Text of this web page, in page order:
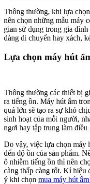
Thông thường, khi lựa
nên chọn những mẫu máy
gian sử dụng trong gia
dàng di chuyển hay xách,
Lựa chọn máy hút
Thông thường các thiết bị
ra tiếng ồn. Máy hút ẩm
quá lớn sẽ tạo ra sự khó
sinh hoạt của mỗi người,
ngơi hay tập trung làm điều
Do vậy, việc lựa chọn máy
đến độ ồn của sản phẩm.
ô nhiễm tiếng ồn thì nên
càng thấp càng tốt. Kí hiệu
ý khi chọn mua máy hút